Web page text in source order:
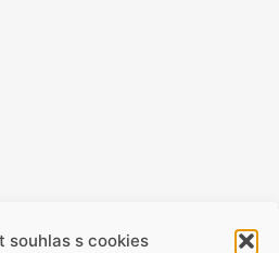
souhlas s cookies